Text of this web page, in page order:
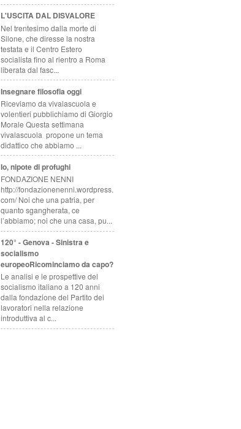
L'USCITA DAL DISVALORE
Nel trentesimo dalla morte di
Silone, che diresse la nostra
testata e il Centro Estero
socialista fino al rientro a Roma
liberata dal fasc...
Insegnare filosofia oggi
Riceviamo da vivalascuola e
volentieri pubblichiamo di Giorgio
Morale Questa settimana
vivalascuola propone un tema
didattico che abbiamo ...
Io, nipote di profughi
FONDAZIONE NENNI
http://fondazionenenni.wordpress.
com/ Noi che una patria, per
quanto sgangherata, ce
l’abbiamo; noi che una casa, pu...
120° - Genova - Sinistra e
socialismo
europeoRicominciamo da capo?
Le analisi e le prospettive del
socialismo italiano a 120 anni
dalla fondazione del Partito dei
lavoratori nella relazione
introduttiva al c...